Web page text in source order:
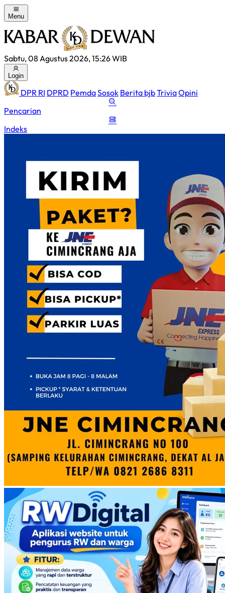
Menu
Sabtu, 08 Agustus 2026, 15:26 WIB
Login
DPR RI DPRD PemdaSosok Berita bjbTriviaOpini
Pencarian
Indeks